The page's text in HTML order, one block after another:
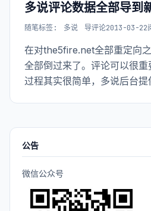
多说评论数据全部导到
随笔标签: 多说 导评论2013-03-22
在对the5fire.net全部重定向
全部倒过来了。评论可以很
过程其实很简单，多说后台
公告
微信公众号